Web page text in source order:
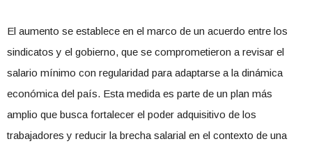
El aumento se establece en el marco de un acuerdo entre los
sindicatos y el gobierno, que se comprometieron a revisar el
salario mínimo con regularidad para adaptarse a la dinámica
económica del país. Esta medida es parte de un plan más
amplio que busca fortalecer el poder adquisitivo de los
trabajadores y reducir la brecha salarial en el contexto de una